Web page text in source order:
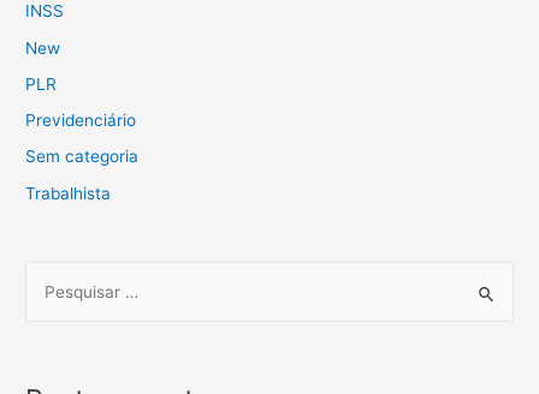
INSS
New
PLR
Previdenciário
Sem categoria
Trabalhista